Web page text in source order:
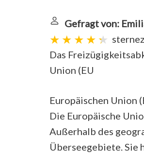
Gefragt von:
Das
Union (EU
Europäischen Union
Die Europäische
Außerhalb des
Überseegebiete. Sie